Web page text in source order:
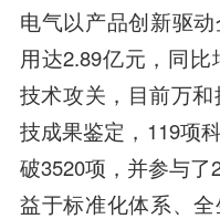
电气以产品创新驱
用达2.89亿元，同
技术攻关，目前万
技成果鉴定，119项
破3520项，并参与
益于标准化体系、